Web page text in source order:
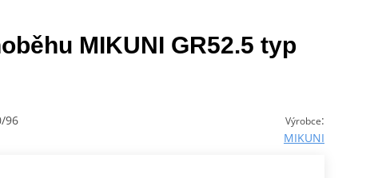
MIKUNI GR52.5 typ
Výrobce:
MIKUNI
96